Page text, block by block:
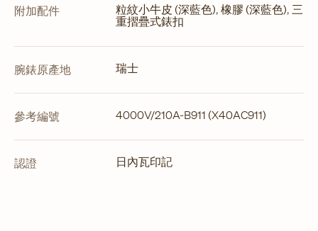
附加配件 粒紋小牛皮 (深藍色), 橡膠 (深藍色), 三
重摺疊式錶扣
腕錶原產地 瑞士
參考編號 4000V/210A-B911 (X40AC911)
認證 日內瓦印記